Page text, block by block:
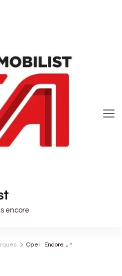
encore
Opel : Encore un